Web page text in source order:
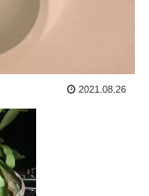
2021.08.26